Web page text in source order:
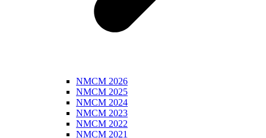
NMCM 2026
NMCM 2025
NMCM 2024
NMCM 2023
NMCM 2022
NMCM 2021